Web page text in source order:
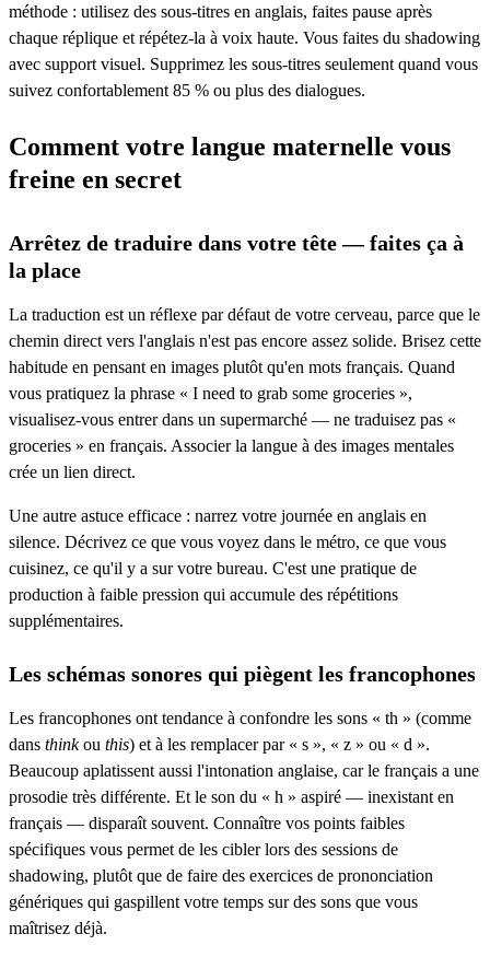
méthode : utilisez des sous-titres en anglais, faites pause après
chaque réplique et répétez-la à voix haute. Vous faites du shadowing
avec support visuel. Supprimez les sous-titres seulement quand vous
suivez confortablement 85 % ou plus des dialogues.
Comment votre langue maternelle vous
freine en secret
Arrêtez de traduire dans votre tête — faites ça à
la place
La traduction est un réflexe par défaut de votre cerveau, parce que le
chemin direct vers l'anglais n'est pas encore assez solide. Brisez cette
habitude en pensant en images plutôt qu'en mots français. Quand
vous pratiquez la phrase « I need to grab some groceries »,
visualisez-vous entrer dans un supermarché — ne traduisez pas «
groceries » en français. Associer la langue à des images mentales
crée un lien direct.
Une autre astuce efficace : narrez votre journée en anglais en
silence. Décrivez ce que vous voyez dans le métro, ce que vous
cuisinez, ce qu'il y a sur votre bureau. C'est une pratique de
production à faible pression qui accumule des répétitions
supplémentaires.
Les schémas sonores qui piègent les francophones
Les francophones ont tendance à confondre les sons « th » (comme
dans thinkou this) et à les remplacer par « s », « z » ou « d ».
Beaucoup aplatissent aussi l'intonation anglaise, car le français a une
prosodie très différente. Et le son du « h » aspiré — inexistant en
français — disparaît souvent. Connaître vos points faibles
spécifiques vous permet de les cibler lors des sessions de
shadowing, plutôt que de faire des exercices de prononciation
génériques qui gaspillent votre temps sur des sons que vous
maîtrisez déjà.